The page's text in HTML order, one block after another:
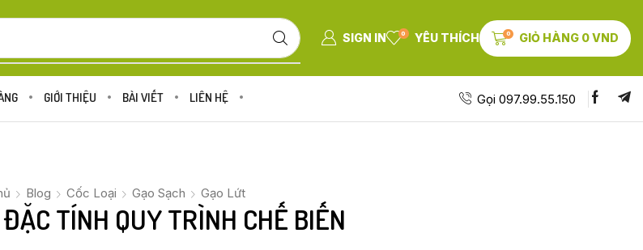
SIGN IN 0 YÊU THÍCH 0 GIỎ HÀNG 0VND
GIỚI THIỆU BÀI VIẾT LIÊN HỆ Gọi 097.99.55.150
Blog Cốc Loại Gạo Sạch Gạo Lứt
TÍNH QUY TRÌNH CHẾ BIẾN